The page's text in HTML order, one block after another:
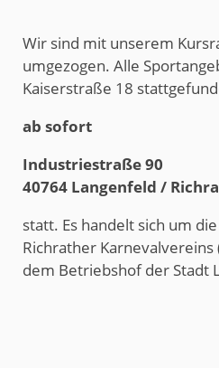
Wir sind mit unserem
umgezogen. Alle
Kaiserstraße 18
ab sofort
Industriestraße 90
40764 Langenfeld /
statt. Es handelt sich um
Richrather Karnevalvereins
dem Betriebshof der Stadt